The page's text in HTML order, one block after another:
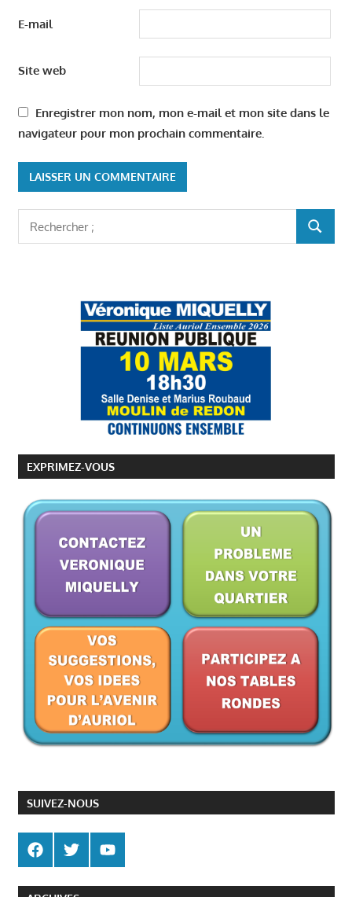
E-mail
Site web
Enregistrer mon nom, mon e-mail et mon site dans le
navigateur pour mon prochain commentaire.
EXPRIMEZ-VOUS
SUIVEZ-NOUS